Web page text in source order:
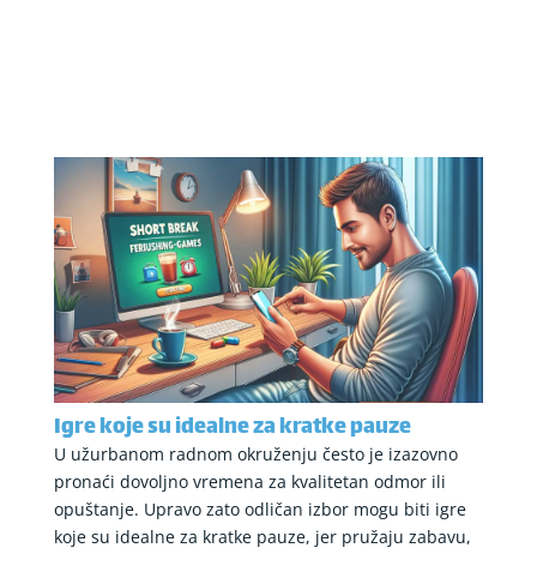
Igre koje su idealne za kratke pauze
U užurbanom radnom okruženju često je izazovno
pronaći dovoljno vremena za kvalitetan odmor ili
opuštanje. Upravo zato odličan izbor mogu biti igre
koje su idealne za kratke pauze, jer pružaju zabavu,